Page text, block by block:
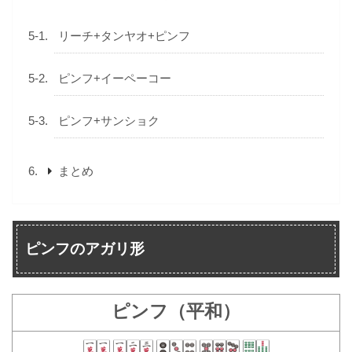
リーチ+タンヤオ+ピンフ
ピンフ+イーペーコー
ピンフ+サンショク
まとめ
ピンフのアガリ形
ピンフ（平和）